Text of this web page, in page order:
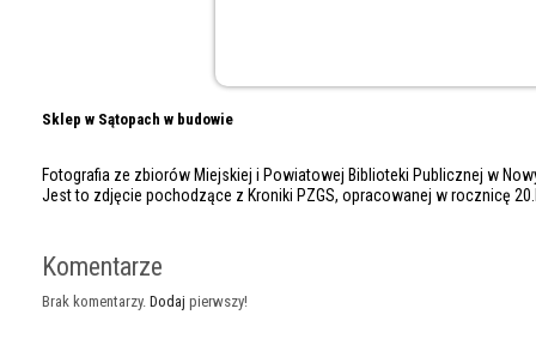
Sklep w Sątopach w budowie
Fotografia ze zbiorów Miejskiej i Powiatowej Biblioteki Publicznej w
Jest to zdjęcie pochodzące z Kroniki PZGS, opracowanej w rocznicę
Komentarze
Brak komentarzy. Dodaj pierwszy!